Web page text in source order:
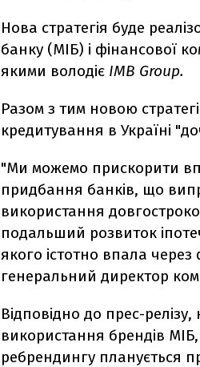
Нова стратегія буде
банку (МІБ) і фінансової
якими володіє IMB Group.
Разом з тим новою
кредитування в Україні
"Ми можемо прискорити
придбання банків, що
використання
подальший розвиток
якого істотно впала через
генеральний директор
Відповідно до прес-
використання брендів МІБ,
ребрендингу планується